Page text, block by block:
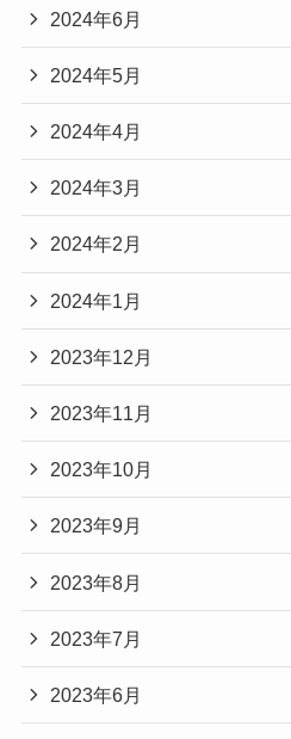
2024年6月
2024年5月
2024年4月
2024年3月
2024年2月
2024年1月
2023年12月
2023年11月
2023年10月
2023年9月
2023年8月
2023年7月
2023年6月